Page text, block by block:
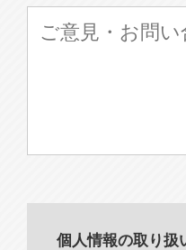
個人情報の取り扱